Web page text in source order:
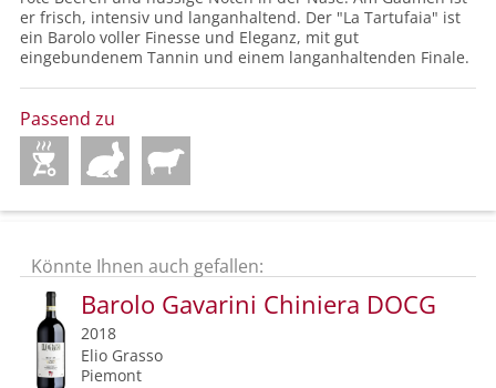
er frisch, intensiv und langanhaltend. Der "La Tartufaia" ist
ein Barolo voller Finesse und Eleganz, mit gut
eingebundenem Tannin und einem langanhaltenden Finale.
Passend zu
Könnte Ihnen auch gefallen:
Barolo Gavarini Chiniera DOCG
2018
Elio Grasso
Piemont